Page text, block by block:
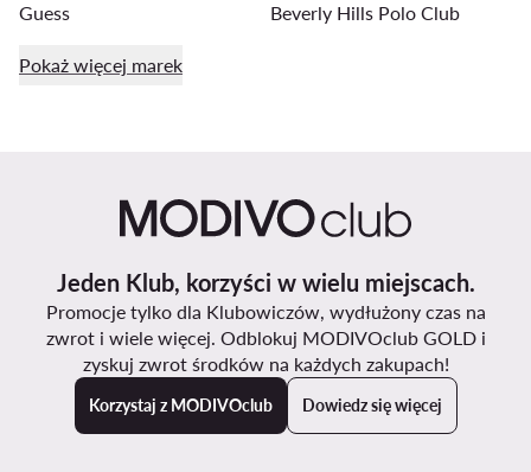
Guess Beverly Hills Polo Club
Pokaż więcej marek
Jeden Klub, korzyści w wielu miejscach.
Promocje tylko dla Klubowiczów, wydłużony czas na
zwrot i wiele więcej. Odblokuj MODIVOclub GOLD i
zyskuj zwrot środków na każdych zakupach!
Korzystaj z MODIVOclub Dowiedz się więcej